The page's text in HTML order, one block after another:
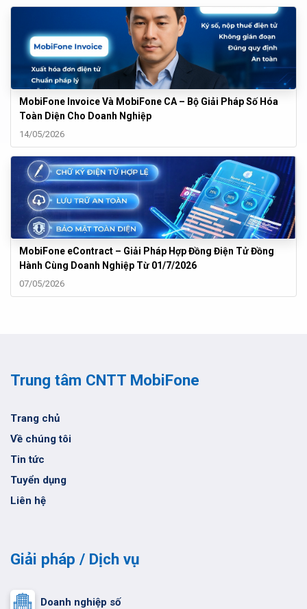
MobiFone Invoice Và MobiFone CA – Bộ Giải Pháp Số Hóa
Toàn Diện Cho Doanh Nghiệp
14/05/2026
MobiFone eContract – Giải Pháp Hợp Đồng Điện Tử Đồng
Hành Cùng Doanh Nghiệp Từ 01/7/2026
07/05/2026
Trung tâm CNTT MobiFone
Trang chủ
Về chúng tôi
Tin tức
Tuyển dụng
Liên hệ
Giải pháp / Dịch vụ
Doanh nghiệp số